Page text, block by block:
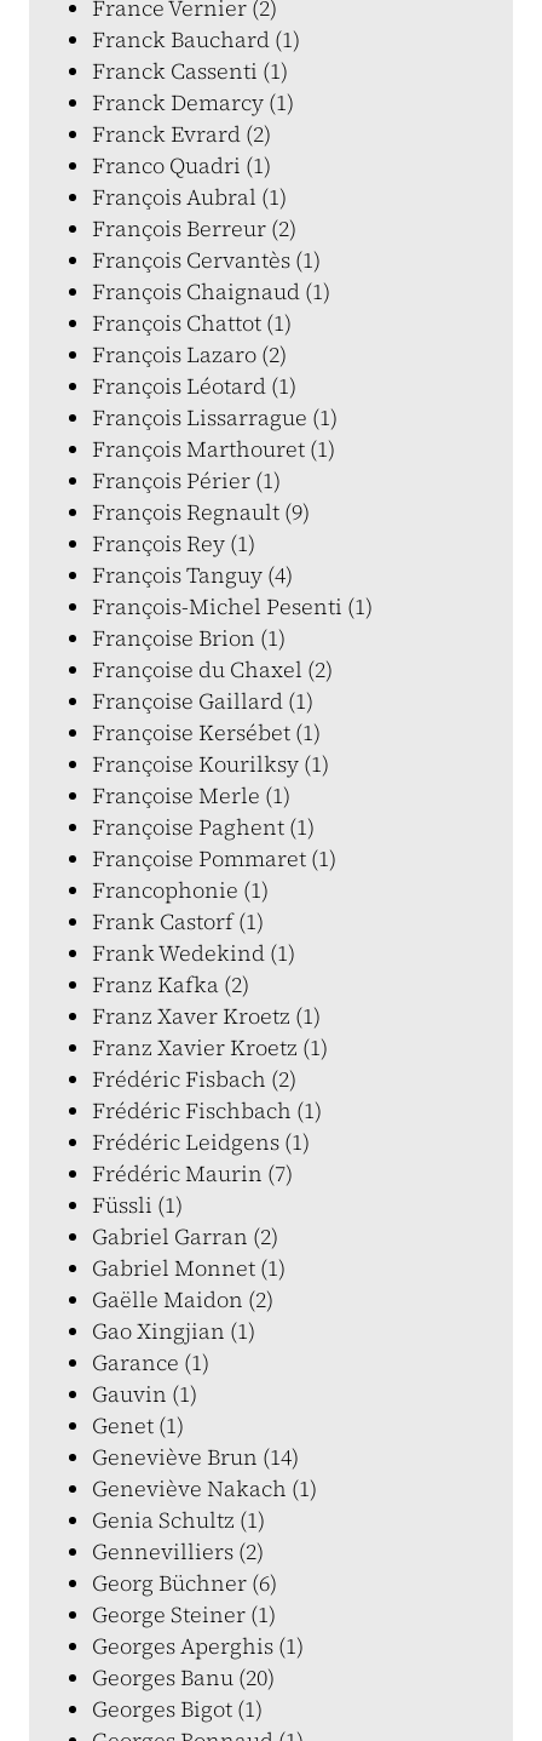
France Vernier (2)
Franck Bauchard (1)
Franck Cassenti (1)
Franck Demarcy (1)
Franck Evrard (2)
Franco Quadri (1)
François Aubral (1)
François Berreur (2)
François Cervantès (1)
François Chaignaud (1)
François Chattot (1)
François Lazaro (2)
François Léotard (1)
François Lissarrague (1)
François Marthouret (1)
François Périer (1)
François Regnault (9)
François Rey (1)
François Tanguy (4)
François-Michel Pesenti (1)
Françoise Brion (1)
Françoise du Chaxel (2)
Françoise Gaillard (1)
Françoise Kersébet (1)
Françoise Kourilksy (1)
Françoise Merle (1)
Françoise Paghent (1)
Françoise Pommaret (1)
Francophonie (1)
Frank Castorf (1)
Frank Wedekind (1)
Franz Kafka (2)
Franz Xaver Kroetz (1)
Franz Xavier Kroetz (1)
Frédéric Fisbach (2)
Frédéric Fischbach (1)
Frédéric Leidgens (1)
Frédéric Maurin (7)
Füssli (1)
Gabriel Garran (2)
Gabriel Monnet (1)
Gaëlle Maidon (2)
Gao Xingjian (1)
Garance (1)
Gauvin (1)
Genet (1)
Geneviève Brun (14)
Geneviève Nakach (1)
Genia Schultz (1)
Gennevilliers (2)
Georg Büchner (6)
George Steiner (1)
Georges Aperghis (1)
Georges Banu (20)
Georges Bigot (1)